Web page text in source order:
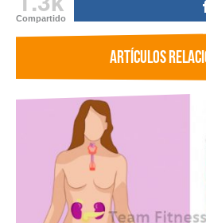
Compartido
ARTÍCULOS